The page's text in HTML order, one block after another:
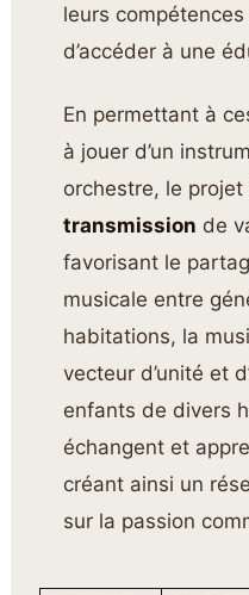
leurs
d’accéder à une
En permettant à
à jouer d’un
orchestre, le
transmission de
favorisant le
musicale entre
habitations, la
vecteur d’unité et
enfants de divers
échangent et
créant ainsi un
sur la passion